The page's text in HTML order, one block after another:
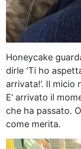
Honeycake
dirle ‘Ti ho
arrivata!’. Il
E’ arrivato il
che ha passato.
come merita.